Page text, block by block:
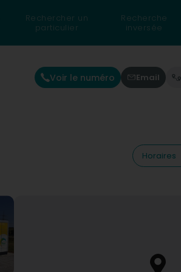
Rechercher un
particulier
Recherche
inversée
Voir le numéro Email
Horaires